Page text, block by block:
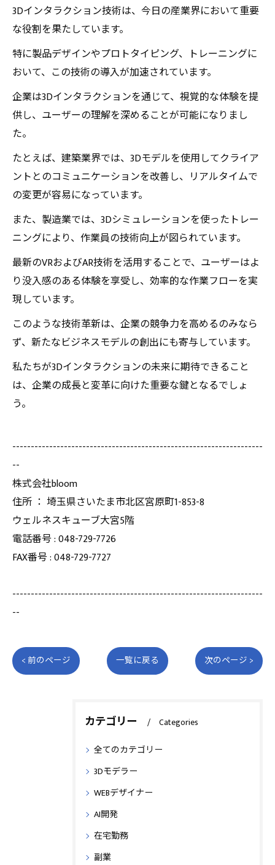
3Dインタラクション技術は、今日の産業界において重要
な役割を果たしています。
特に製品デザインやプロトタイピング、トレーニングに
おいて、この技術の導入が加速されています。
企業は3Dインタラクションを通じて、視覚的な体験を提
供し、ユーザーの理解を深めることが可能になりまし
た。
たとえば、建築業界では、3Dモデルを使用してクライア
ントとのコミュニケーションを改善し、リアルタイムで
の変更が容易になっています。
また、製造業では、3Dシミュレーションを使ったトレー
ニングにより、作業員の技術向上が図られています。
最新のVRおよびAR技術を活用することで、ユーザーはよ
り没入感のある体験を享受し、効率的な作業フローを実
現しています。
このような技術革新は、企業の競争力を高めるのみなら
ず、新たなビジネスモデルの創出にも寄与しています。
私たちが3Dインタラクションの未来に期待できること
は、企業の成長と変革に向けた重要な鍵となるでしょ
う。
--------------------------------------------------------------------
--
株式会社bloom
住所 ： 埼玉県さいたま市北区宮原町1-853-8
ウェルネスキューブ大宮5階
電話番号 : 048-729-7726
FAX番号 : 048-729-7727
--------------------------------------------------------------------
--
< 前のページ 一覧に戻る 次のページ >
カテゴリー Categories
全てのカテゴリー
3Dモデラー
WEBデザイナー
AI開発
在宅勤務
副業